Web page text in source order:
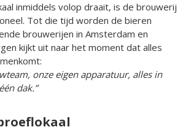
inmiddels volop draait, is de brouwerij
Tot die tijd worden de bieren
brouwerijen in Amsterdam en
kijkt uit naar het moment dat alles
onze eigen apparatuur, alles in
dak.”